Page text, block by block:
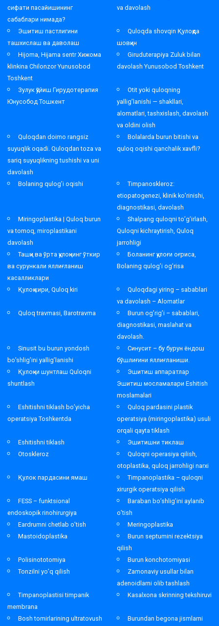
сифати пасайишининг
сабаблари нимада?
va davolash
Эшитиш пастлигини
ташхислаш ва даволаш
Quloqda shovqin Қулоқда
шовқин
Hijoma, Hijama sentr Хижома
klinkina Chilonzor Yunusobod
Toshkent
Giruduterapiya Zuluk bilan
davolash Yunusobod Toshkent
Зулук қўйиш Гирудотерапия
Юнусобод Тошкент
Otit yoki quloqning
yallig’lanishi — shakllari,
alomatlari, tashxislash, davolash
va oldini olish
Quloqdan doimo rangsiz
suyuqlik oqadi. Quloqdan toza va
sariq suyuqlikning tushishi va uni
davolash
Bolalarda burun bitishi va
quloq oqishi qanchalik xavfli?
Bolaning qulog’i oqishi
Timpanoskleroz:
etiopatogenezi, klinik ko’rinishi,
diagnostikasi, davolash
Miringoplastika | Quloq burun
va tomoq, miroplastikani
davolash
Shalpang quloqni to’g’irlash,
Quloqni kichraytirish, Quloq
jarrohligi
Ташқи ва ўрта қулоқнинг ўткир
ва сурункали яллиғланиш
касалликлари
Боланинг қулоғи оғриса,
Bolaning qulog’i og’risa
Қулоқ кири, Quloq kiri
Quloqdagi yiring – sabablari
va davolash – Alomatlar
Quloq travmasi, Barotravma
Burun og’rig’i – sabablari,
diagnostikasi, maslahat va
davolash.
Sinusit bu burun yondosh
bo’shlig’ini yallig’lanishi
Синусит – бу бурун ёндош
бўшлиғини яллиғланиши.
Қулоқни шунтлаш Quloqni
shuntlash
Эшитиш аппаратлар
Эшитиш мосламалари Eshitish
moslamalari
Eshitishni tiklash bo’yicha
operatsiya Toshkentda
Quloq pardasini plastik
operatsiya (miringoplastika) usuli
orqali qayta tiklash
Eshitishni tiklash
Эшитишни тиклаш
Otoskleroz
Quloqni operasiya qilish,
otoplastika, quloq jarrohligi narxi
Қулок пардасини ямаш
Timpanoplastika – quloqni
xirurgik operatsiya qilish
FESS – funktsional
endoskopik rinohirurgiya
Baraban bo’shlig’ini aylanib
o’tish
Eardrumni chetlab o’tish
Meringoplastika
Mastoidoplastika
Burun septumini rezektsiya
qilish
Polisinototomiya
Burun konchotomiyasi
Tonzilni yo’q qilish
Zamonaviy usullar bilan
adenoidlarni olib tashlash
Timpanoplastisi timpanik
membrana
Kasalxona skrinning tekshiruvi
Bosh tomirlarining ultratovush Burundan begona jismlarni